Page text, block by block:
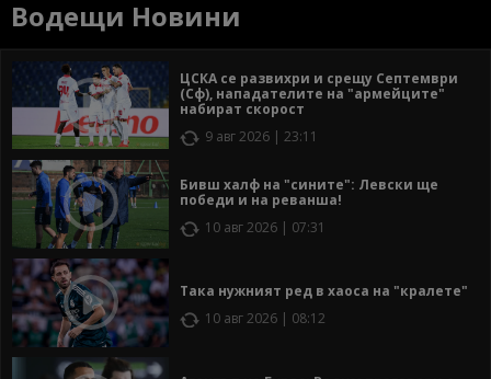
Водещи Новини
ЦСКА се развихри и срещу Септември
(Сф), нападателите на "армейците"
набират скорост
9 авг 2026 | 23:11
Бивш халф на "сините": Левски ще
победи и на реванша!
10 авг 2026 | 07:31
Така нужният ред в хаоса на "кралете"
10 авг 2026 | 08:12